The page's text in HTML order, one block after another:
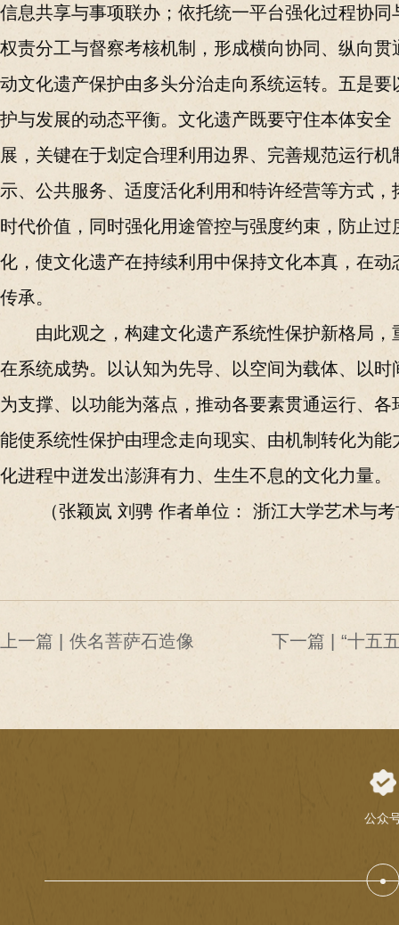
信息共享与事项联办；依托统一平台强化过程协同
权责分工与督察考核机制，形成横向协同、纵向贯
动文化遗产保护由多头分治走向系统运转。五是要
护与发展的动态平衡。文化遗产既要守住本体安全
展，关键在于划定合理利用边界、完善规范运行机
示、公共服务、适度活化利用和特许经营等方式，
时代价值，同时强化用途管控与强度约束，防止过
化，使文化遗产在持续利用中保持文化本真，在动
传承。
由此观之，构建文化遗产系统性保护新格局，
在系统成势。以认知为先导、以空间为载体、以时
为支撑、以功能为落点，推动各要素贯通运行、各
能使系统性保护由理念走向现实、由机制转化为能
化进程中迸发出澎湃有力、生生不息的文化力量。
（张颖岚 刘骋 作者单位： 浙江大学艺术与
上一篇 | 佚名菩萨石造像 下一篇 |
“十五
文物
公众